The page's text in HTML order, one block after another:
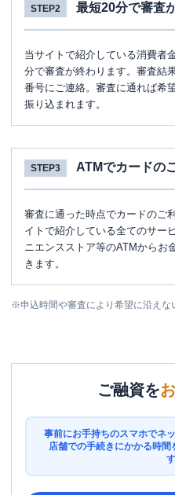
STEP2 最短20分で審査
当サイトで紹介している消費者
分で審査が終わります。審査結
番号にご連絡。審査に通れば希
振り込まれます。
STEP3 ATMでカードの
審査に通った時点でカードのご
イトで紹介している全てのサー
ニエンスストア等のATMからお
きます。
※申込時間や審査により希望に沿えな
ご融資を
事前にお手持ちのスマホでネ
店舗での手続きにかかる時